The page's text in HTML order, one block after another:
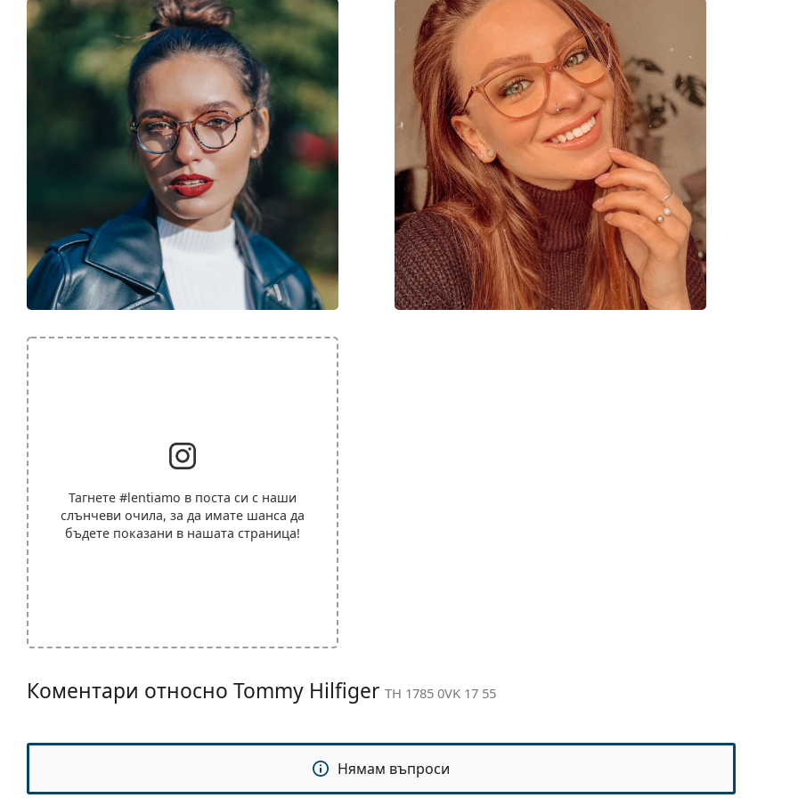
Тагнете #lentiamo в поста си с наши
слънчеви очила, за да имате шанса да
бъдете показани в нашата страница!
Коментари относно Tommy Hilfiger TH 1785 0VK 17 55
Нямам въпроси